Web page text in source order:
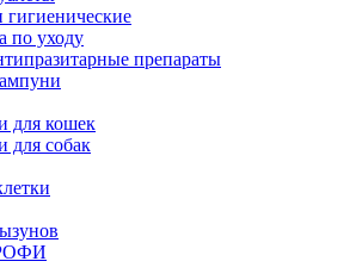
гигиенические
по уходу
препараты
для кошек
для собак